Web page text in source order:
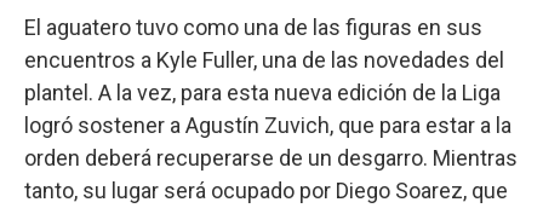
El aguatero tuvo como una de las figuras en sus
encuentros a Kyle Fuller, una de las novedades del
plantel. A la vez, para esta nueva edición de la Liga
logró sostener a Agustín Zuvich, que para estar a la
orden deberá recuperarse de un desgarro. Mientras
tanto, su lugar será ocupado por Diego Soarez, que